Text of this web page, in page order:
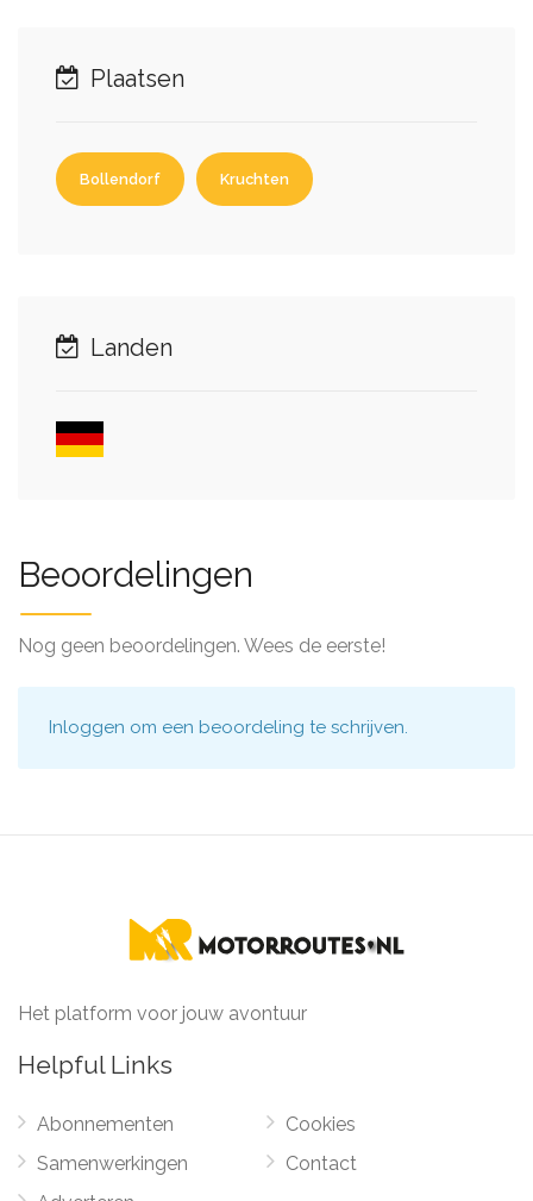
Plaatsen
Bollendorf Kruchten
Landen
Beoordelingen
Nog geen beoordelingen. Wees de eerste!
Inloggen om een beoordeling te schrijven.
Het platform voor jouw avontuur
Helpful Links
Abonnementen
Samenwerkingen
Cookies
Contact